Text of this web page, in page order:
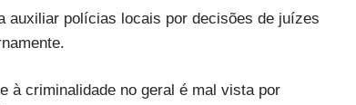
auxiliar polícias locais por decisões de juízes
à criminalidade no geral é mal vista por